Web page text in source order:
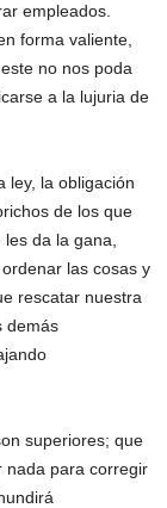
empleados.
forma valiente,
no nos poda
a la lujuria de
ley, la obligación
de los que
da la gana,
las cosas y
rescatar nuestra
demás
superiores; que
nada para corregir